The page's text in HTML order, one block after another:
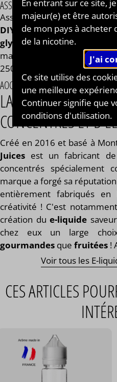
ASSEMBLAGE
Assemblage réalisé à
DIY®. Composé de mono
glycérine végétale
marque AOC Juices.
250ml, 500ml et 1L. STEEP :
AOC JUICES
LA MARQUE
CONCENTRÉS ET
Créé en 2016 et basé à
Juices est un fabricant de
concentrés spécialement
marque a forgé sa
entièrement fabriqués
créativité ! C'est
création due-liquide saveur
chez eux un large
gourmandes que fruitées !
Voir tous les E-
CES ARTICLES
En entrant sur ce site,
majeur(e) et être
de mon pays à
de la nicotine.
Ce site utilise des
une meilleure
Continuer signifie que
conditions d'utilisation.